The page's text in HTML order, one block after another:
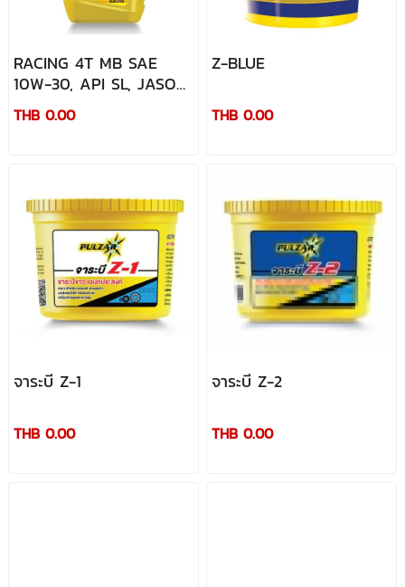
RACING 4T MB SAE
10W-30, API SL, JASO
MB
THB 0.00
Z-BLUE
THB 0.00
จาระบี Z-1
THB 0.00
จาระบี Z-2
THB 0.00